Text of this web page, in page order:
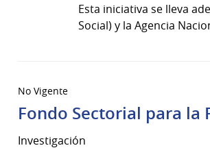
Esta iniciativa se lleva
Social) y la Agencia
No Vigente
Fondo Sectorial para la
Investigación